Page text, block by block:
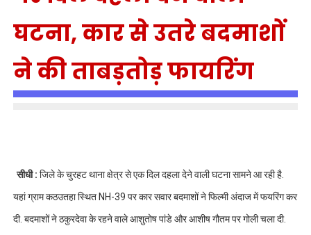
घटना, कार से उतरे बदमाशों
ने की ताबड़तोड़ फायरिंग
सीधी : जिले के चुरहट थाना क्षेत्र से एक दिल दहला देने वाली घटना सामने आ रही है.
यहां ग्राम कठउतहा स्थित NH-39 पर कार सवार बदमाशों ने फिल्मी अंदाज में फयरिंग कर
दी. बदमाशों ने ठकुरदेवा के रहने वाले आशुतोष पांडे और आशीष गौतम पर गोली चला दी.